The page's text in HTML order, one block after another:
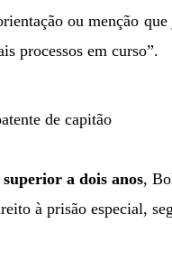
ou menção
processos em curso”.
de capitão
a dois anos,
à prisão especial,